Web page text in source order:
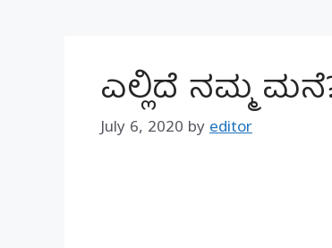
ಎಲ್ಲಿದೆ ನಮ್ಮ
July 6, 2020 by editor